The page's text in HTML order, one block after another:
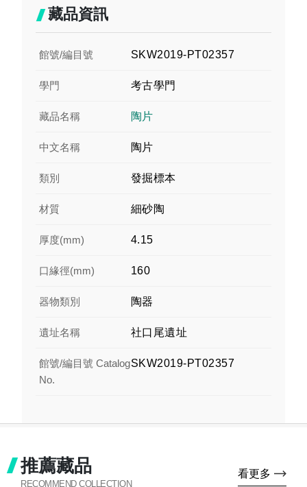
藏品資訊
館號/編目號 SKW2019-PT02357
學門 考古學門
藏品名稱 陶片
中文名稱 陶片
類別 發掘標本
材質 細砂陶
厚度(mm) 4.15
口緣徑(mm) 160
器物類別 陶器
遺址名稱 社口尾遺址
館號/編目號 Catalog
No.
SKW2019-PT02357
推薦藏品
RECOMMEND COLLECTION
看更多